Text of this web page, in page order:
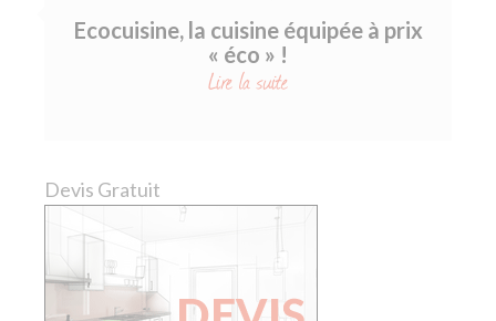
Ecocuisine, la cuisine équipée à prix
« éco » !
Lire la suite
Devis Gratuit